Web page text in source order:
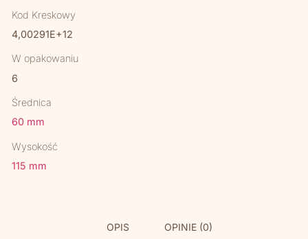
Kod Kreskowy
4,00291E+12
W opakowaniu
6
Średnica
60 mm
Wysokość
115 mm
OPIS OPINIE (0)